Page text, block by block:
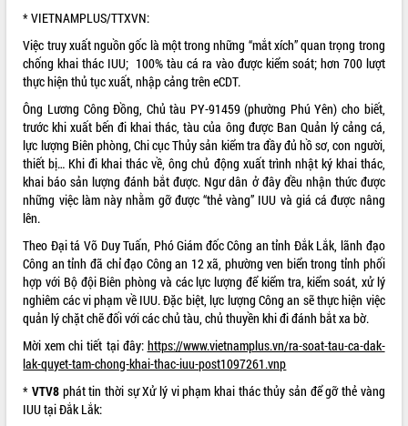
VIDEO
Khám bệnh, cấp phát thuốc miễn phí
và tặng quà người dân xã Cư Pui
Hội nghị UBND tỉnh Đắk Lắk thường kỳ
tháng 7/2026
Lễ truy tặng danh hiệu “Bà Mẹ Việt
Nam Anh hùng” và trao Huân chương
* VIETNAMPLUS/TTXVN:
Việc truy xuất nguồn gốc là một trong những “mắt xích” quan trọng trong
chống khai thác IUU; 100% tàu cá ra vào được kiểm soát; hơn 700 lượt
thực hiện thủ tục xuất, nhập cảng trên eCDT.
Ông Lương Công Đồng, Chủ tàu PY-91459 (phường Phú Yên) cho biết,
trước khi xuất bến đi khai thác, tàu của ông được Ban Quản lý cảng cá,
lực lượng Biên phòng, Chi cục Thủy sản kiểm tra đầy đủ hồ sơ, con người,
thiết bị… Khi đi khai thác về, ông chủ động xuất trình nhật ký khai thác,
khai báo sản lượng đánh bắt được. Ngư dân ở đây đều nhận thức được
những việc làm này nhằm gỡ được “thẻ vàng” IUU và giá cá được nâng
lên.
Theo Đại tá Võ Duy Tuấn, Phó Giám đốc Công an tỉnh Đắk Lắk, lãnh đạo
Công an tỉnh đã chỉ đạo Công an 12 xã, phường ven biển trong tỉnh phối
hợp với Bộ đội Biên phòng và các lực lượng để kiểm tra, kiểm soát, xử lý
nghiêm các vi phạm về IUU. Đặc biệt, lực lượng Công an sẽ thực hiện việc
quản lý chặt chẽ đối với các chủ tàu, chủ thuyền khi đi đánh bắt xa bờ.
Mời xem chi tiết tại đây: https://www.vietnamplus.vn/ra-soat-tau-ca-dak-
lak-quyet-tam-chong-khai-thac-iuu-post1097261.vnp
*VTV8 phát tin thời sự Xử lý vi phạm khai thác thủy sản để gỡ thẻ vàng
IUU tại Đắk Lắk: